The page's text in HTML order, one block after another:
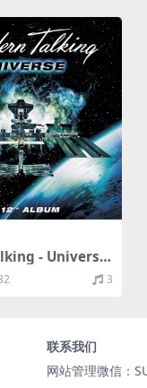
- Universe
分轨/355M） 3
联系我们
网站管理微信：